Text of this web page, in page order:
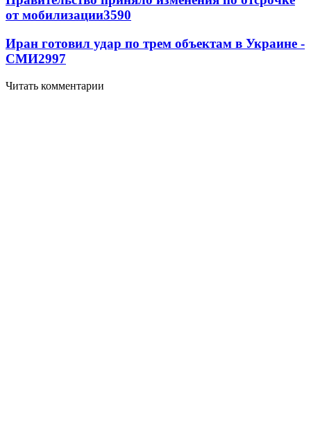
от мобилизации3590
Иран готовил удар по трем объектам в Украине -
СМИ2997
Читать комментарии